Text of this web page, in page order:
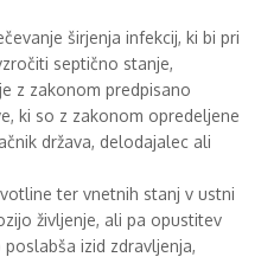
širjenja infekcij, ki bi pri
septično stanje,
z zakonom predpisano
ki so z zakonom opredeljene
država, delodajalec ali
ter vnetnih stanj v ustni
življenje, ali pa opustitev
izid zdravljenja,